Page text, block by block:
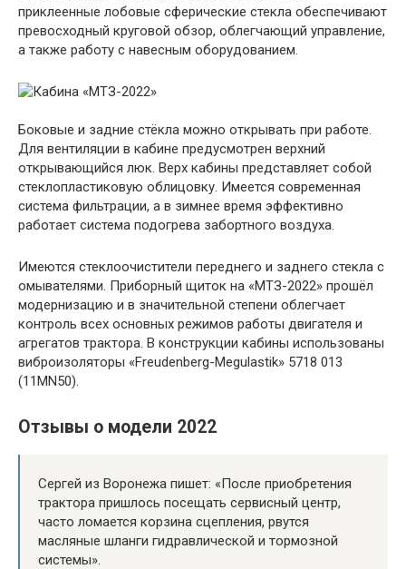
приклеенные лобовые сферические стекла обеспечивают
превосходный круговой обзор, облегчающий управление,
а также работу с навесным оборудованием.
Боковые и задние стёкла можно открывать при работе.
Для вентиляции в кабине предусмотрен верхний
открывающийся люк. Верх кабины представляет собой
стеклопластиковую облицовку. Имеется современная
система фильтрации, а в зимнее время эффективно
работает система подогрева забортного воздуха.
Имеются стеклоочистители переднего и заднего стекла с
омывателями. Приборный щиток на «МТЗ-2022» прошёл
модернизацию и в значительной степени облегчает
контроль всех основных режимов работы двигателя и
агрегатов трактора. В конструкции кабины использованы
виброизоляторы «Freudenberg-Megulastik» 5718 013
(11MN50).
Отзывы о модели 2022
Сергей из Воронежа пишет: «После приобретения
трактора пришлось посещать сервисный центр,
часто ломается корзина сцепления, рвутся
масляные шланги гидравлической и тормозной
системы».